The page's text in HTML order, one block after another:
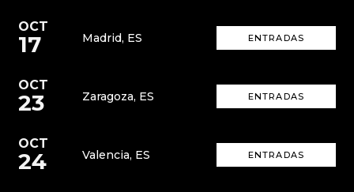
OCT
17 Madrid, ES ENTRADAS
OCT
23 Zaragoza, ES ENTRADAS
OCT
24 Valencia, ES ENTRADAS